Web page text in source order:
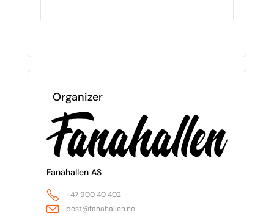
Organizer
Fanahallen AS
+47 900 40 402
post@fanahallen.no